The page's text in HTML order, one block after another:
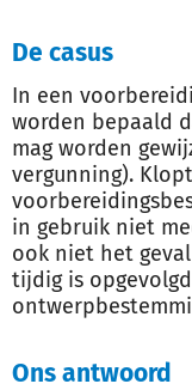
De casus
In een
worden bepaald
mag worden
vergunning).
in gebruik niet
ook niet het
tijdig is
Ons antwoord